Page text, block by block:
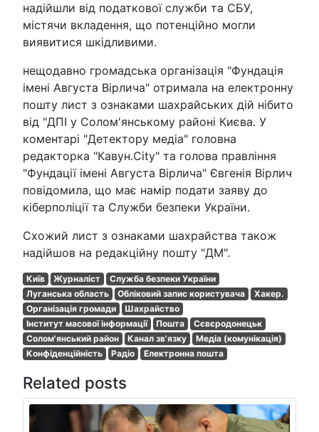
надійшли від податкової служби та СБУ,
містячи вкладення, що потенційно могли
виявитися шкідливими.
нещодавно громадська організація "Фундація
імені Августа Вірлича" отримала на електронну
пошту лист з ознаками шахрайських дій нібито
від "ДПІ у Солом'янському районі Києва. У
коментарі "Детектору медіа" головна
редакторка "Кавун.City" та голова правління
"Фундації імені Августа Вірлича" Євгенія Вірлич
повідомила, що має намір подати заяву до
кіберполіції та Служби безпеки України.
Схожий лист з ознаками шахрайства також
надійшов на редакційну пошту "ДМ".
Київ Журналіст
Служба безпеки України
Луганська область
Обліковий запис користувача
Хакер.
Організація громади
Шахрайство
Інститут масової інформації
Пошта
Сєвєродонецьк
Солом'янський район
Канал зв'язку
Медіа (комунікація)
Конфіденційність
Радіо Електронна пошта
Related posts